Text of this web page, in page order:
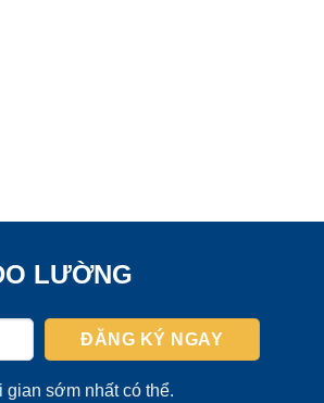
LƯỜNG
sớm nhất có thể.